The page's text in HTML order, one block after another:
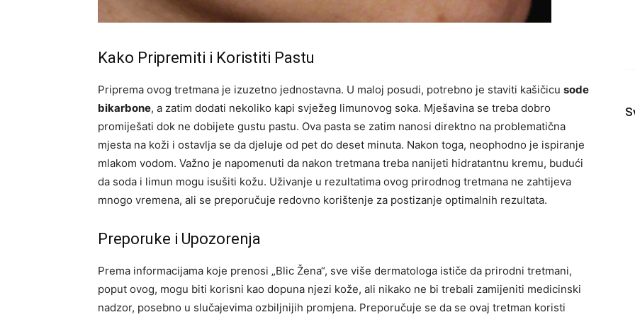
Kako Pripremiti i Koristiti Pastu
Priprema ovog tretmana je izuzetno jednostavna. U maloj posudi, potrebno je staviti kašičicu sode
bikarbone, a zatim dodati nekoliko kapi svježeg limunovog soka. Mješavina se treba dobro
promiješati dok ne dobijete gustu pastu. Ova pasta se zatim nanosi direktno na problematična
mjesta na koži i ostavlja se da djeluje od pet do deset minuta. Nakon toga, neophodno je ispiranje
mlakom vodom. Važno je napomenuti da nakon tretmana treba nanijeti hidratantnu kremu, budući
da soda i limun mogu isušiti kožu. Uživanje u rezultatima ovog prirodnog tretmana ne zahtijeva
mnogo vremena, ali se preporučuje redovno korištenje za postizanje optimalnih rezultata.
Preporuke i Upozorenja
Prema informacijama koje prenosi „Blic Žena“, sve više dermatologa ističe da prirodni tretmani,
poput ovog, mogu biti korisni kao dopuna njezi kože, ali nikako ne bi trebali zamijeniti medicinski
nadzor, posebno u slučajevima ozbiljnijih promjena. Preporučuje se da se ovaj tretman koristi